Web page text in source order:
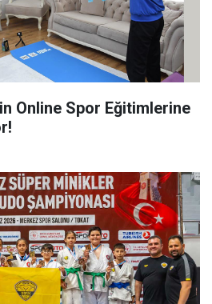
Online Spor Eğitimlerine